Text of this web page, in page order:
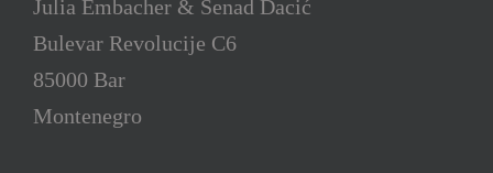
Julia Embacher & Senad Dacić
Bulevar Revolucije C6
85000 Bar
Montenegro